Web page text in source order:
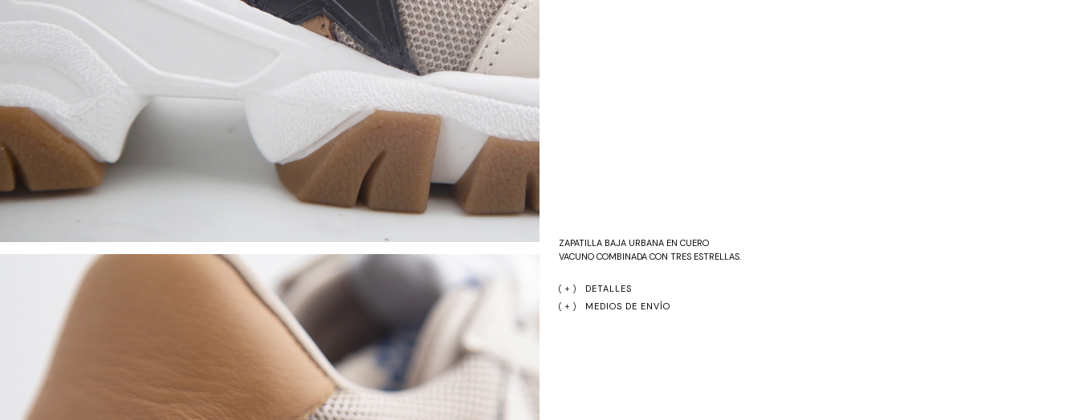
ZAPATILLA BAJA URBANA EN CUERO
VACUNO COMBINADA CON TRES ESTRELLAS.
DETALLES
MEDIOS DE ENVÍO